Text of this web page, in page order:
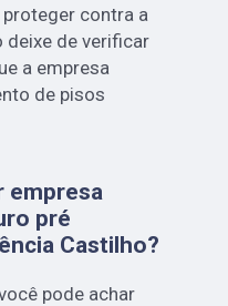
contra a
deixe de verificar
a empresa
de pisos
empresa
pré
Castilho?
pode achar